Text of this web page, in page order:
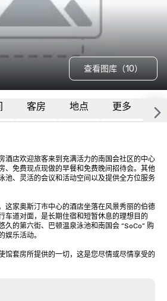
查看图库（10）
客房 地点 更多 常
酒店欢迎旅客来到充满活力的南国会社区的中心
、免费现点现做的早餐和免费晚间招待会。其他
池、灵活的会议和活动空间以及提供全方位服务
这家奥斯汀市中心的酒店坐落在风景秀丽的伯德
车道对面，是长期住宿和短暂休息的理想目的
久的第六街、巴顿温泉泳池和南国会 “SoCo” 购
娱乐活动。
馆套房所提供的一切，这是您尽情或尽情享受的